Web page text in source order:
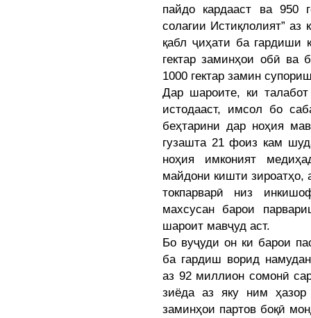
пайдо кардааст ва 950
солагии Истиқлолият”
қабл ҷиҳати ба гардиши
гектар заминҳои обӣ ва
1000 гектар замин
Дар шароите, ки
истодааст, имсол бо
беҳтарини дар ноҳия
гузашта 21 фоиз кам
ноҳия имконият
майдони кишти зироатҳо,
токпарварӣ низ
махсусан барои
шароит мавҷуд аст.
Бо вуҷуди он ки барои
ба гардиш ворид
аз 92 миллион сомонӣ
зиёда аз яку ним ҳазор
заминҳои партов боқӣ